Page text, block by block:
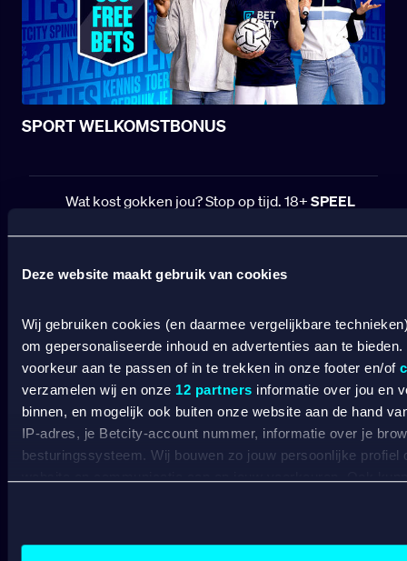
Deze website maakt gebruik van cookies
Wij gebruiken cookies (en daarmee vergelijkbare
om gepersonaliseerde inhoud en advertenties aan te
voorkeur aan te passen of in te trekken in onze footer en/of
verzamelen wij en onze 12 partners informatie over jou en
binnen, en mogelijk ook buiten onze website aan de hand
IP-adres, je Betcity-account nummer, informatie over je
besturingssysteem. Wij bouwen zo jouw persoonlijke profiel
Advertentie- en contentmeting, inzichten in het publiek
SPORT WELKOMSTBONUS
Wat kost gokken jou? Stop op tijd. 18+ SPEEL
BETCITY
SPORTSBOOK
Wedden op sport
Wedden op voetbal
Wedden op Eredivisie
Wedden op Ajax
Wedden op PSV
Wedden op Feyenoord
Online casino